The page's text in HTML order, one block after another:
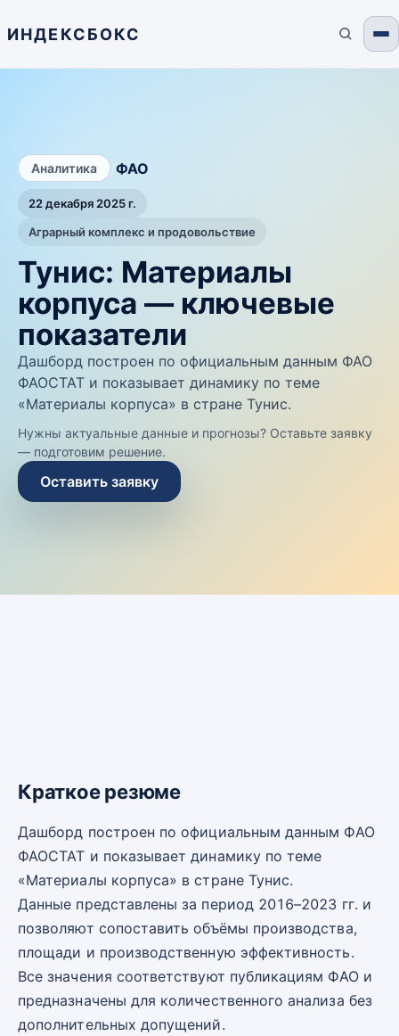
ИНДЕКСБОКС
Аналитика ФАО
22 декабря 2025 г.
Аграрный комплекс и продовольствие
Тунис: Материалы
корпуса — ключевые
показатели
Дашборд построен по официальным данным ФАО
ФАОСТАТ и показывает динамику по теме
«Материалы корпуса» в стране Тунис.
Нужны актуальные данные и прогнозы? Оставьте заявку
— подготовим решение.
Оставить заявку
Краткое резюме
Дашборд построен по официальным данным ФАО
ФАОСТАТ и показывает динамику по теме
«Материалы корпуса» в стране Тунис.
Данные представлены за период 2016–2023 гг. и
позволяют сопоставить объёмы производства,
площади и производственную эффективность.
Все значения соответствуют публикациям ФАО и
предназначены для количественного анализа без
дополнительных допущений.